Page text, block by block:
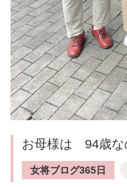
お母様は 94歳
女将ブログ365日